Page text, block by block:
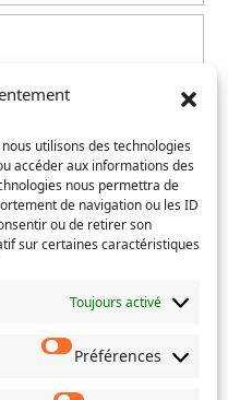
utilisons des technologies
accéder aux informations des
nous permettra de
de navigation ou les ID
ou de retirer son
sur certaines caractéristiques
Toujours activé
Préférences
actes de naissance et/ou
comme service